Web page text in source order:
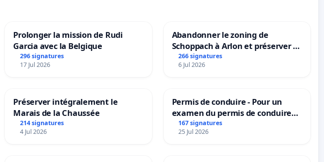
Prolonger la mission de Rudi
Garcia avec la Belgique
296 signatures
17 Jul 2026
Abandonner le zoning de
Schoppach à Arlon et préserver le
site naturel
266 signatures
6 Jul 2026
Préserver intégralement le
Marais de la Chaussée
214 signatures
4 Jul 2026
Permis de conduire - Pour un
examen du permis de conduire
accessible dans plusieurs langues
à Bruxelles
167 signatures
25 Jul 2026